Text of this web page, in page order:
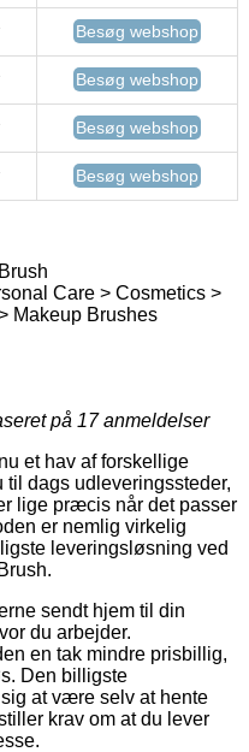
Besøg webshop
Besøg webshop
Besøg webshop
Besøg webshop
Care > Cosmetics >
Makeup Brushes
på 17anmeldelser
et hav af forskellige
dags udleveringssteder,
lige præcis når det passer
er nemlig virkelig
leveringsløsning ved
sendt hjem til din
du arbejder.
en tak mindre prisbillig,
Den billigste
at være selv at hente
krav om at du lever